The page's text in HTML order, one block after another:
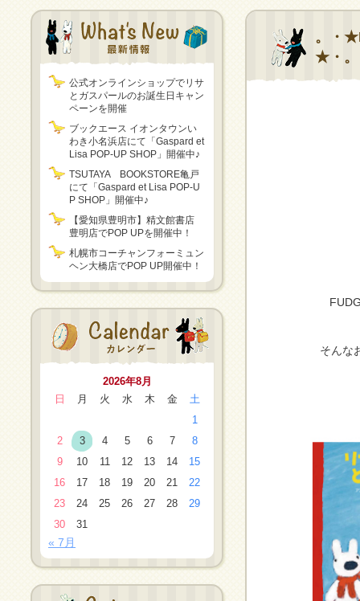
公式オンラインショップでリサ
とガスパールのお誕生日キャン
ペーンを開催
ブックエース イオンタウンい
わき小名浜店にて「Gaspard et
Lisa POP-UP SHOP」開催中♪
TSUTAYA BOOKSTORE亀戸
にて「Gaspard et Lisa POP-U
P SHOP」開催中♪
【愛知県豊明市】精文館書店
豊明店でPOP UPを開催中！
札幌市コーチャンフォーミュン
ヘン大橋店でPOP UP開催中！
2026年8月
日
月 火 水 木 金
土
1
2
3 4 5 6 7
8
9
10 11 12 13 14
15
16
17 18 19 20 21
22
23
24 25 26 27 28
29
30
31
« 7月
。・
★・。
そんな